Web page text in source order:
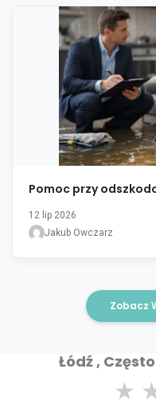
Pomoc przy
12 lip 2026
Jakub Owczarz
Zobacz
Łódź ,
★